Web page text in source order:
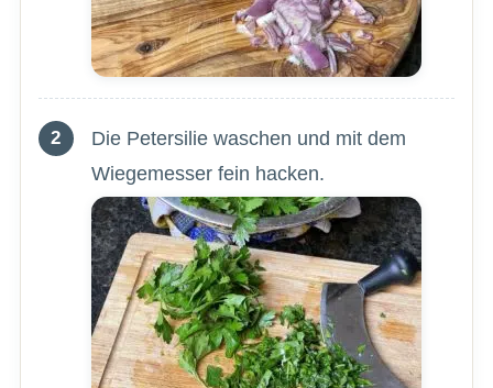
Die Petersilie waschen und mit dem
Wiegemesser fein hacken.